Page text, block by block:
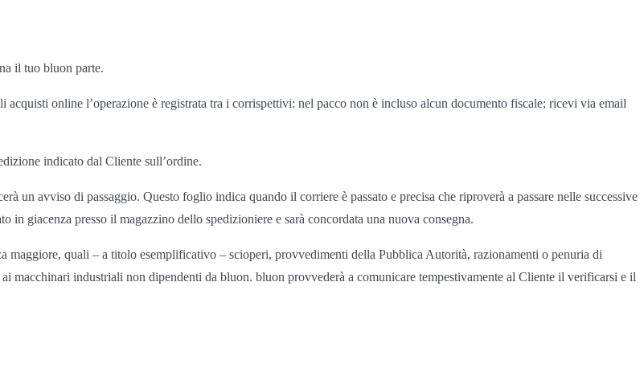
il tuo bluon parte.
online l’operazione è registrata tra i corrispettivi: nel pacco non è incluso alcun documento fiscale; ricevi via email
indicato dal Cliente sull’ordine.
un avviso di passaggio. Questo foglio indica quando il corriere è passato e precisa che riproverà a passare nelle successive
in giacenza presso il magazzino dello spedizioniere e sarà concordata una nuova consegna.
maggiore, quali – a titolo esemplificativo – scioperi, provvedimenti della Pubblica Autorità, razionamenti o penuria di
macchinari industriali non dipendenti da bluon. bluon provvederà a comunicare tempestivamente al Cliente il verificarsi e il